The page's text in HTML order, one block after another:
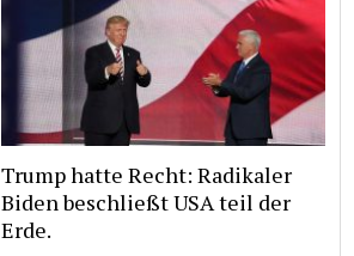
Trump hatte Recht: Radikaler
Biden beschließt USA teil der
Erde.